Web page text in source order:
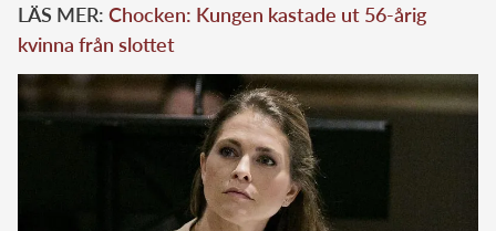
LÄS MER: Chocken: Kungen kastade ut 56-årig
kvinna från slottet